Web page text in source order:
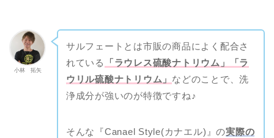
小林 拓矢
サルフェートとは市販の商品によく配合さ
れている
「ラウレス硫酸ナトリウム」「ラ
ウリル硫酸ナトリウム」 などのことで、洗
浄成分が強いのが特徴ですね♪
そんな『Canael Style(カナエル)』の実際の